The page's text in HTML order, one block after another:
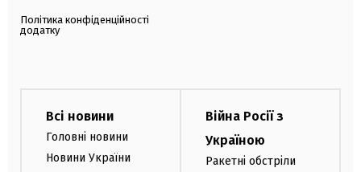
Політика конфіденційності
додатку
Всі новини
Головні новини
Новини України
Війна Росії з
Україною
Ракетні обстріли